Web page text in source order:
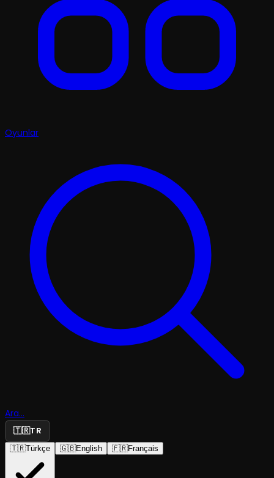
Oyunlar
Ara...
🇹🇷TR
🇹🇷Türkçe 🇬🇧English 🇫🇷Français